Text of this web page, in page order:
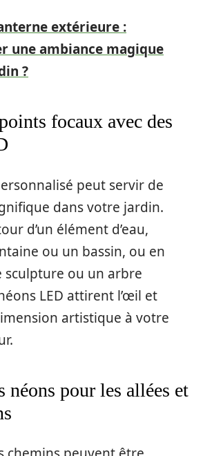
extérieure :
une ambiance magique
?
focaux avec des
peut servir de
dans votre jardin.
d’un élément d’eau,
ou un bassin, ou en
sculpture ou un arbre
LED attirent l’œil et
artistique à votre
néons pour les allées et